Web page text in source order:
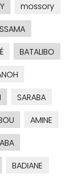
mossory
BATALIBO
SARABA
AMINE
BADIANE